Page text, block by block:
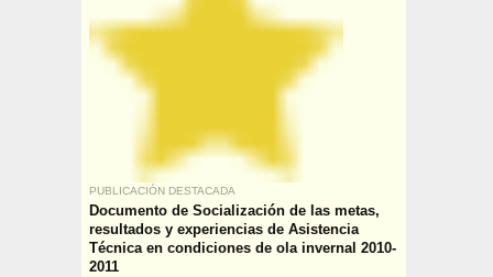
PUBLICACIÓN DESTACADA
Documento de Socialización de las metas,
resultados y experiencias de Asistencia
Técnica en condiciones de ola invernal 2010-
2011